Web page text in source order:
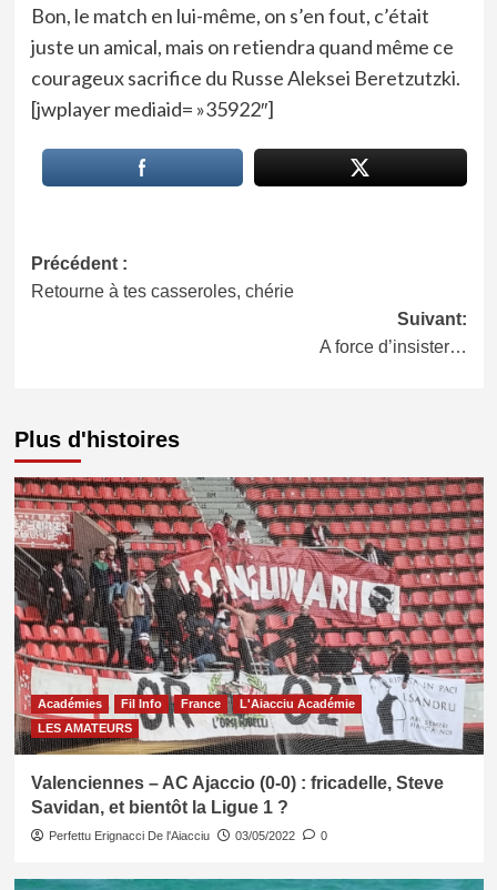
Bon, le match en lui-même, on s’en fout, c’était
juste un amical, mais on retiendra quand même ce
courageux sacrifice du Russe Aleksei Beretzutzki.
[jwplayer mediaid= »35922″]
Navigation
d’article
Précédent :
Retourne à tes casseroles, chérie
Suivant:
A force d’insister…
Plus d'histoires
Académies Fil Info France
L'Aiacciu Académie
LES AMATEURS
Valenciennes – AC Ajaccio (0-0) : fricadelle, Steve
Savidan, et bientôt la Ligue 1 ?
Perfettu Erignacci De l'Aiacciu 03/05/2022 0